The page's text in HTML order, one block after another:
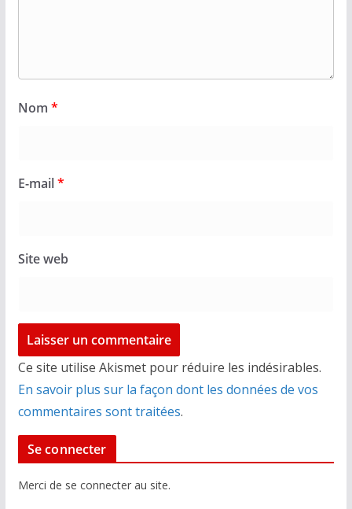
Nom *
E-mail*
Site web
Ce site utilise Akismet pour réduire les indésirables.
En savoir plus sur la façon dont les données de vos
commentaires sont traitées.
Se connecter
Merci de se connecter au site.